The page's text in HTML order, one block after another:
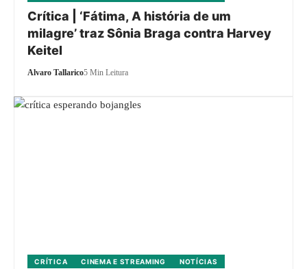
Crítica | ‘Fátima, A história de um
milagre’ traz Sônia Braga contra Harvey
Keitel
Alvaro Tallarico5 Min Leitura
CRÍTICA CINEMA E STREAMING NOTÍCIAS